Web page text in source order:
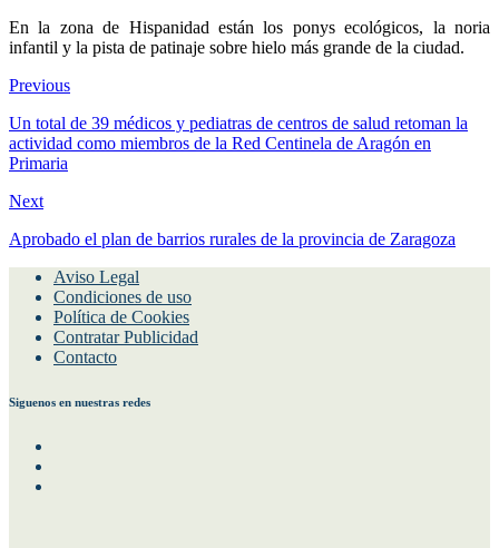
En la zona de Hispanidad están los ponys ecológicos, la noria
infantil y la pista de patinaje sobre hielo más grande de la ciudad.
Previous
Un total de 39 médicos y pediatras de centros de salud retoman la
actividad como miembros de la Red Centinela de Aragón en
Primaria
Next
Aprobado el plan de barrios rurales de la provincia de Zaragoza
Aviso Legal
Condiciones de uso
Política de Cookies
Contratar Publicidad
Contacto
Siguenos en nuestras redes